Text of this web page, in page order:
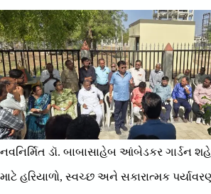
નવનિર્મિત ડૉ. બાબાસાહેબ આંબેડકર ગાર્ડન
માટે હરિયાળો, સ્વચ્છ અને સકારાત્મક